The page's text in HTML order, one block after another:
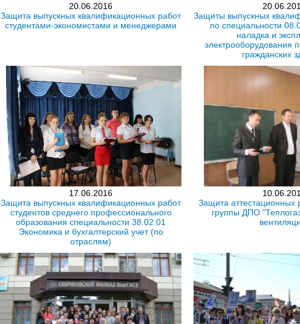
20.06.2016
Защита выпускных квалификационных работ
студентами-экономистами и менеджерами
Защиты выпускных
по специальности
наладка и
электрооборудования
гражданских
17.06.2016
Защита выпускных квалификационных работ
студентов среднего профессионального
образования специальности 38.02.01
Экономика и бухгалтерский учет (по
отраслям)
Защита аттестационных
группы ДПО